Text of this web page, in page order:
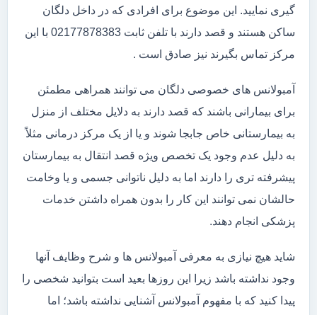
گیری نمایید. این موضوع برای افرادی که در داخل دلگان
ساکن هستند و قصد دارند با تلفن ثابت 02177878383 با این
مرکز تماس بگیرند نیز صادق است .
آمبولانس های خصوصی دلگان می توانند همراهی مطمئن
برای بیمارانی باشند که قصد دارند به دلایل مختلف از منزل
به بیمارستانی خاص جابجا شوند و یا از یک مرکز درمانی مثلاً
به دلیل عدم وجود یک تخصص ویژه قصد انتقال به بیمارستان
پیشرفته تری را دارند اما به دلیل ناتوانی جسمی و یا وخامت
حالشان نمی توانند این کار را بدون همراه داشتن خدمات
پزشکی انجام دهند.
شاید هیچ نیازی به معرفی آمبولانس ها و شرح وظایف آنها
وجود نداشته باشد زیرا این روزها بعید است بتوانید شخصی را
پیدا کنید که با مفهوم آمبولانس آشنایی نداشته باشد؛ اما